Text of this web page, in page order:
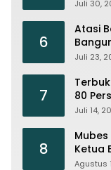
Juli 30,
6
Atasi
Kijing
Juli 23,
7
80
Juli 14,
8
Mubes
Ketua
Agustus